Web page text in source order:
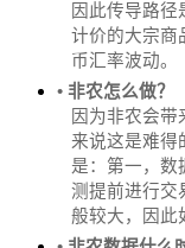
因此传导路
计价的大宗商
币汇率波动。
• 非农怎么做？
因为非农会
来说这是难得
是：第一，数
测提前进行交
般较大，因此